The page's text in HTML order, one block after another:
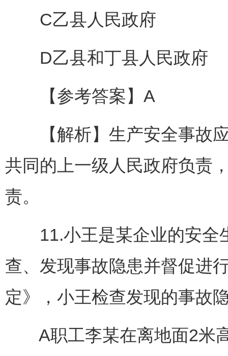
C乙县人民政府
D乙县和丁县人民政府
【参考答案】A
【解析】生产安全事故应
共同的上一级人民政府负责
责。
11.小王是某企业的安全
查、发现事故隐患并督促进
定》，小王检查发现的事故
A职工李某在离地面2米高